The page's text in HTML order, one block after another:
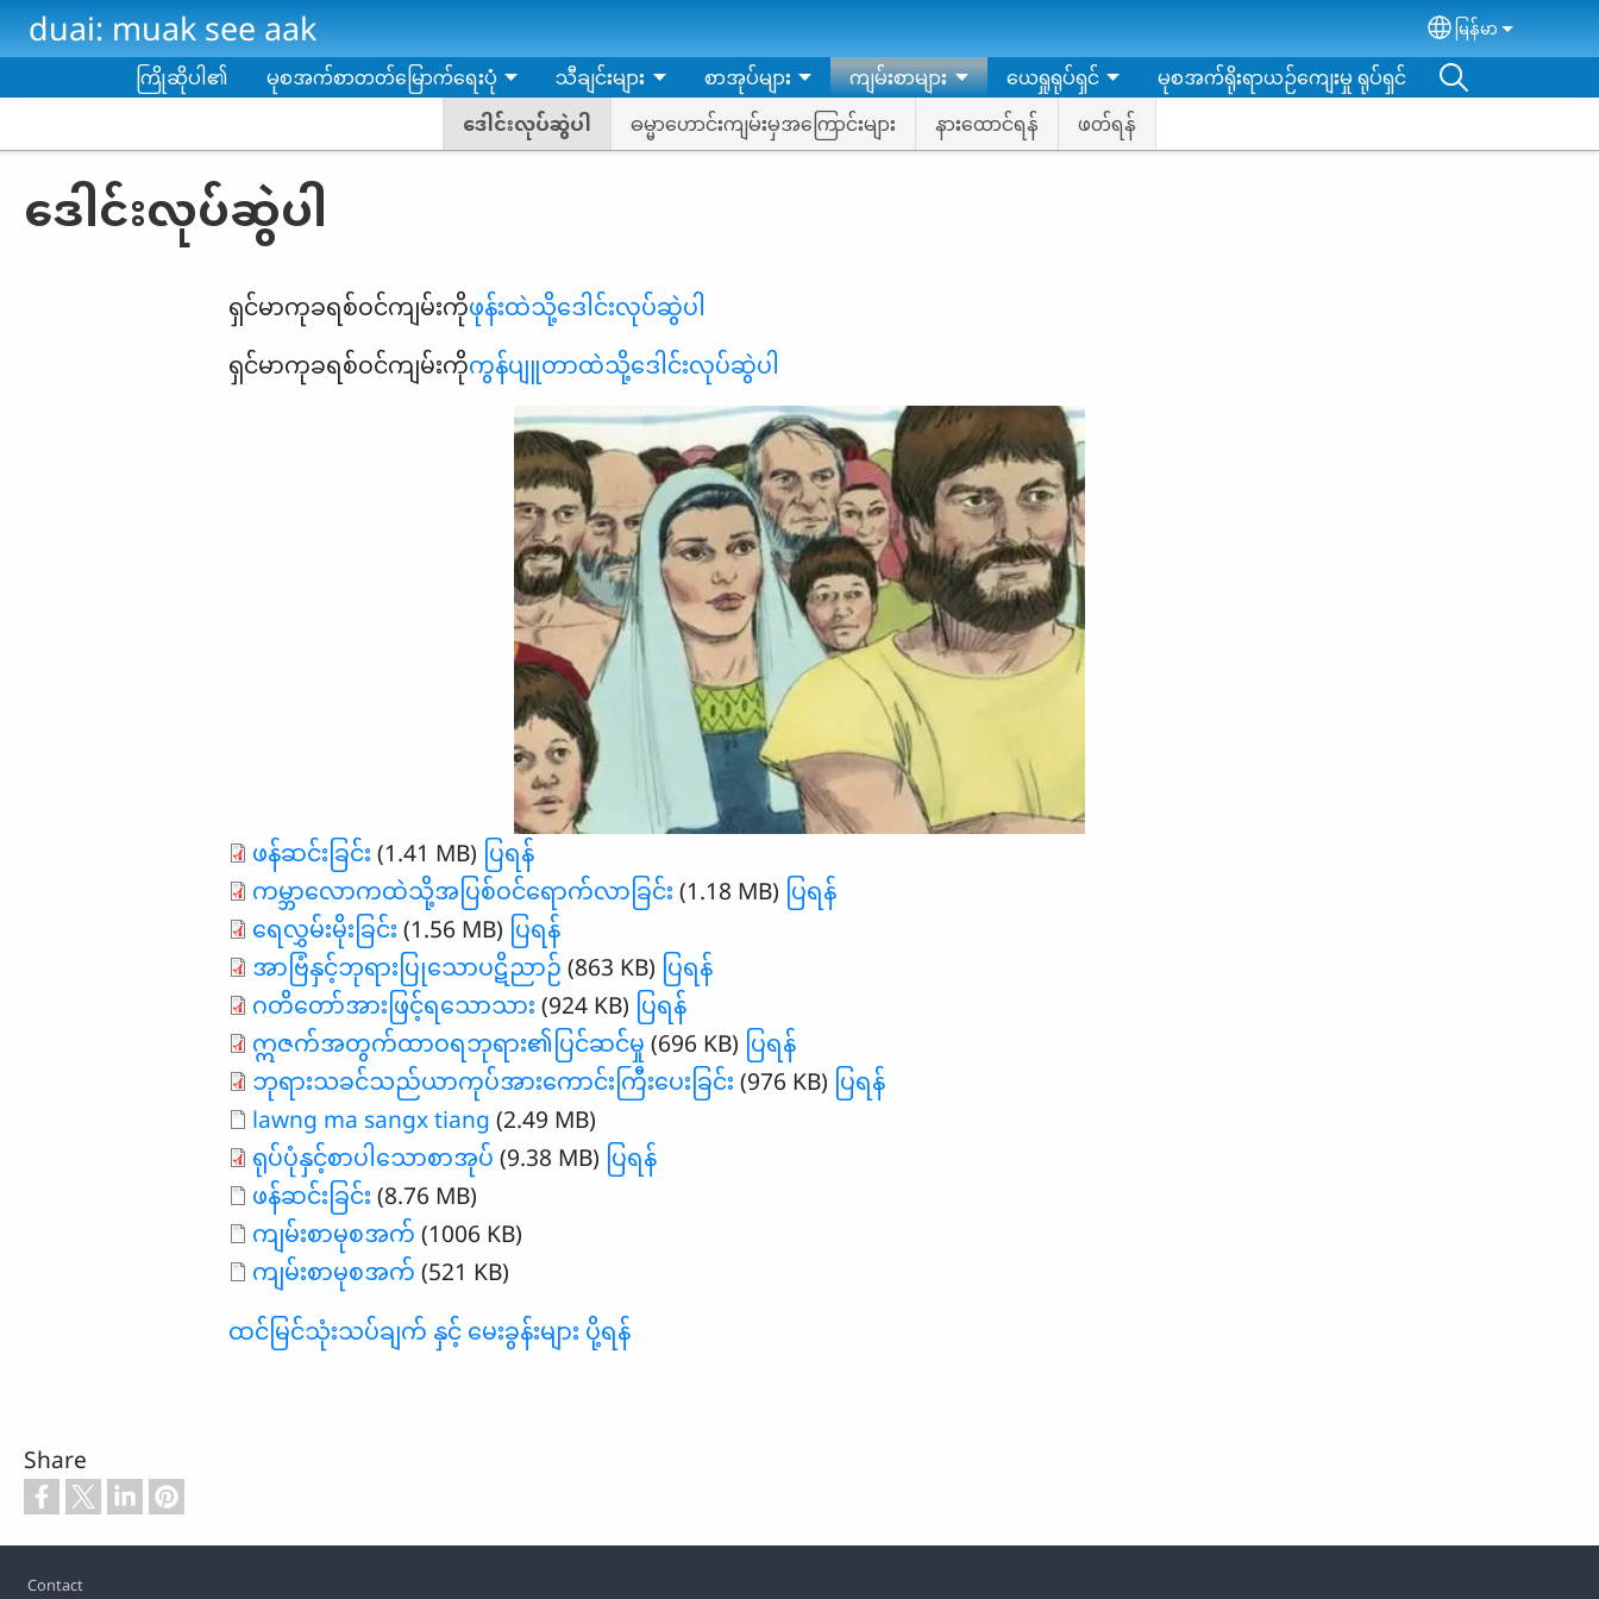
Skip to main content
duai: muak see aak Select your
မြန်မာ
ကြိုဆိုပါ၏ မုစအက်စာတတ်မြောက်ရေးပုံ သီချင်းများ စာအုပ်များ
ကျမ်းစာများ
ဒေါင်းလုပ်ဆွဲပါ
ဓမ္မာဟောင်းကျမ်းမှအကြောင်းများ နားထောင်ရန် ဖတ်ရန်
ယေရှုရုပ်ရှင် မုစအက်ရိုးရာယဉ်ကျေးမှု ရုပ်ရှင်
ဒေါင်းလုပ်ဆွဲပါ
ရှင်မာကုခရစ်ဝင်ကျမ်းကိုဖုန်းထဲသို့ဒေါင်းလုပ်ဆွဲပါ
ရှင်မာကုခရစ်ဝင်ကျမ်းကိုကွန်ပျူတာထဲသို့ဒေါင်းလုပ်ဆွဲပါ
ဖန်ဆင်းခြင်း (1.41 MB) ပြရန်
ကမ္ဘာလောကထဲသို့အပြစ်ဝင်ရောက်လာခြင်း (1.18 MB) ပြရန်
ရေလွှမ်းမိုးခြင်း (1.56 MB) ပြရန်
အာဗြံနှင့်ဘုရားပြုသောပဋိညာဉ် (863 KB) ပြရန်
ဂတိတော်အားဖြင့်ရသောသား (924 KB) ပြရန်
ဣဇက်အတွက်ထာဝရဘုရား၏ပြင်ဆင်မှု (696 KB) ပြရန်
ဘုရားသခင်သည်ယာကုပ်အားကောင်းကြီးပေးခြင်း (976 KB) ပြရန်
Document
lawng ma sangx tiang (2.49 MB)
ရုပ်ပုံနှင့်စာပါသောစာအုပ် (9.38 MB) ပြရန်
Document
ဖန်ဆင်းခြင်း (8.76 MB)
Document
ကျမ်းစာမုစအက် (1006 KB)
Document
ကျမ်းစာမုစအက် (521 KB)
ထင်မြင်သုံးသပ်ချက် နှင့် မေးခွန်းများ ပို့ရန်
Share
Footer
Contact